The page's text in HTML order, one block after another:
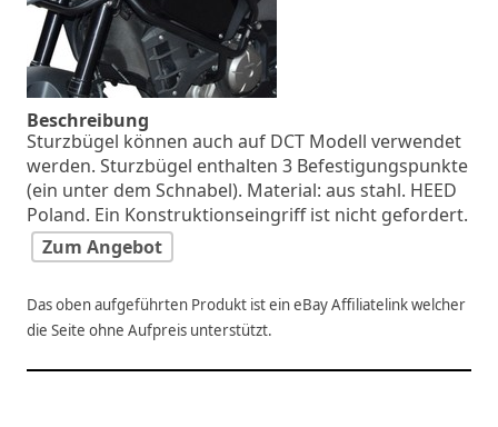
Beschreibung
Sturzbügel können auch auf DCT Modell verwendet
werden. Sturzbügel enthalten 3 Befestigungspunkte
(ein unter dem Schnabel). Material: aus stahl. HEED
Poland. Ein Konstruktionseingriff ist nicht gefordert.
Zum Angebot
Das oben aufgeführten Produkt ist ein eBay Affiliatelink welcher
die Seite ohne Aufpreis unterstützt.